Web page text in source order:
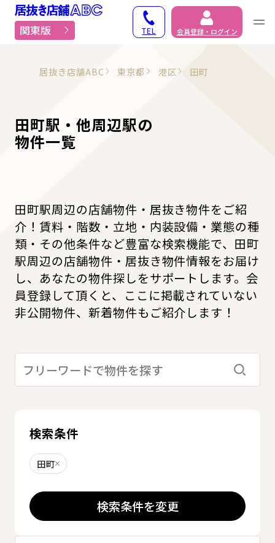
居抜き物件・貸店舗で
関東版 TEL 会員登録・ログイン
居抜き店舗ABC 東京都 港区 田町
田町駅・他周辺駅の
物件一覧
田町駅周辺の店舗物件・居抜き物件をご紹
介！賃料・階数・立地・内装設備・業態の種
類・その他条件など豊富な検索機能で、田町
駅周辺の店舗物件・居抜き物件情報をお届け
し、あなたの物件探しをサポートします。会
員登録して頂くと、ここに掲載されていない
非公開物件、新着物件もご紹介します！
検索す
検索条件
田町削除する
検索条件を変更